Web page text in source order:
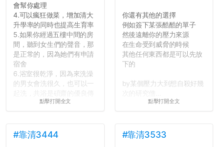
會幫你處理
4.可以瘋狂做菜，增加清大
升學率的同時也提高生育率
5.如果你經過五樓中間的房
間，聽到女生們的聲音，那
是正常的，因為她們有申請
宿舍
6.浴室很乾淨，因為來洗澡
的男女會洗很久，也可以一
舍房間，都歡迎留言讓我知
道...
點擊打開全文
你還有其他的選擇
例如簽下某張酷酷的單子
然後遠離你的壓力來源
在生命受到威脅的時候
其他任何東西都是可以先放
下的
by某個壓力大到想自殺好幾
點擊打開全文
#靠清3444 #靠清3533